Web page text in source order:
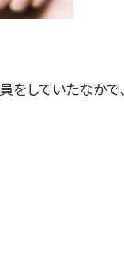
をしていたなかで、